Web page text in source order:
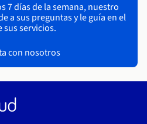
7 días de la semana, nuestro
a sus preguntas y le guía en el
sus servicios.
con nosotros